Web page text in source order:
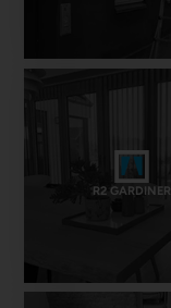
R2 GARDINER